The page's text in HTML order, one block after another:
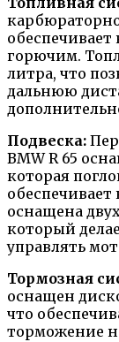
горючим.
литра, что
дальнюю
Подвеска:
BMW R 65
которая
оснащена
который
управлять
Тормозная
оснащен
что
торможение